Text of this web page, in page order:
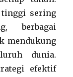
tinggi sering
berbagai
mendukung
dunia.
efektif